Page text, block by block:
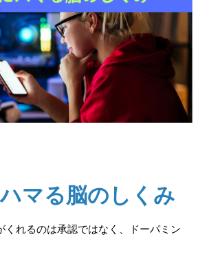
マる脳のしくみ
れるのは承認ではなく、ドーパミン